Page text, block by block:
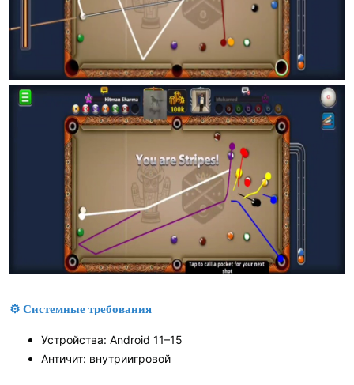
⚙ Системные требования
Устройства: Android 11–15
Античит: внутриигровой